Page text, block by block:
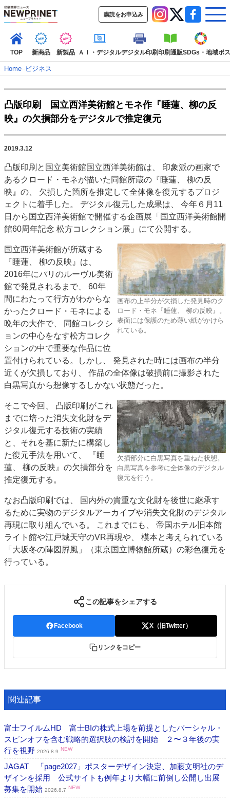
購読をお申込み
TOP 新商品 新製品 ＡＩ・デジタルデジタル印刷印刷通販SDGs・地域ポ
TOP
新着記事 特集記事
動画コンテンツ
インタビュー
コレクション
SDGs・地域
ポストプレス ビジネス イベント 信用情報
業界
市場・統計
人事・移転・異動・訃報
特集記事カテゴリー一覧
2022 見える化・MIS特集
JAPAN PACK 2023 特集
中古印刷機・製本機特集
2022 検査・校正特集
特集・デジタル印刷 ～ 新成長軌道を描く
案内
発刊案内
JFPI印刷用語集 印刷機材年鑑
運営
会社案内
購読・購入申し込み
お問い合わせ
Home–ビジネス
凸版印刷 国立西洋美術館とモネ作『睡蓮、柳の反
映』の欠損部分をデジタルで推定復元
2019.3.12
凸版印刷と国立美術館国立西洋美術館は、 印象派の画家で
あるクロード・モネが描いた同館所蔵の『睡蓮、 柳の反
映』の、 欠損した箇所を推定して全体像を復元するプロジ
ェクトに着手した。 デジタル復元した成果は、 今年６月11
日から国立西洋美術館で開催する企画展「国立西洋美術館開
館60周年記念 松方コレクション展」にて公開する。
画布の上半分が欠損した発見時のク
ロード・モネ『睡蓮、 柳の反映』。
表面には保護のため薄い紙がかけら
れている。
国立西洋美術館が所蔵する
『睡蓮、 柳の反映』は、
2016年にパリのルーヴル美術
館で発見されるまで、 60年
間にわたって行方がわからな
かったクロード・モネによる
晩年の大作で、 同館コレクシ
ョンの中心をなす松方コレク
ションの中で重要な作品に位
置付けられている。しかし、 発見された時には画布の半分
近くが欠損しており、 作品の全体像は破損前に撮影された
白黒写真から想像するしかない状態だった。
欠損部分に白黒写真を重ねた状態。
白黒写真を参考に全体像のデジタル
復元を行う。
そこで今回、 凸版印刷がこれ
までに培った消失文化財をデ
ジタル復元する技術の実績
と、それを基に新たに構築し
た復元手法を用いて、 『睡
蓮、 柳の反映』の欠損部分を
推定復元する。
なお凸版印刷では、 国内外の貴重な文化財を後世に継承す
るために実物のデジタルアーカイブや消失文化財のデジタル
再現に取り組んでいる。 これまでにも、 帝国ホテル旧本館
ライト館や江戸城天守のVR再現や、 模本と考えられている
「大坂冬の陣図屛風」（東京国立博物館所蔵）の彩色復元を
行っている。
この記事をシェアする
Facebook X（旧Twitter）
リンクをコピー
関連記事
富士フイルムHD 富士BIの株式上場を前提としたパーシャル・
スピンオフを含む戦略的選択肢の検討を開始 ２〜３年後の実
行を視野 2026.8.9 NEW
JAGAT 「page2027」ポスターデザイン決定、加藤文明社のデ
ザインを採用 公式サイトも例年より大幅に前倒し公開し出展
募集を開始 2026.8.7 NEW